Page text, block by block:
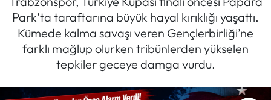
Park’ta taraftarına büyük hayal kırıklığı yaşattı.
Kümede kalma savaşı veren Gençlerbirliği’ne
farklı mağlup olurken tribünlerden yükselen
tepkiler geceye damga vurdu.
Dünya
Magazin
Mektup Galeri
Haber Arşivi